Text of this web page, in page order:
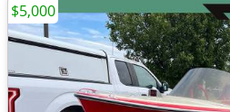
$5,000